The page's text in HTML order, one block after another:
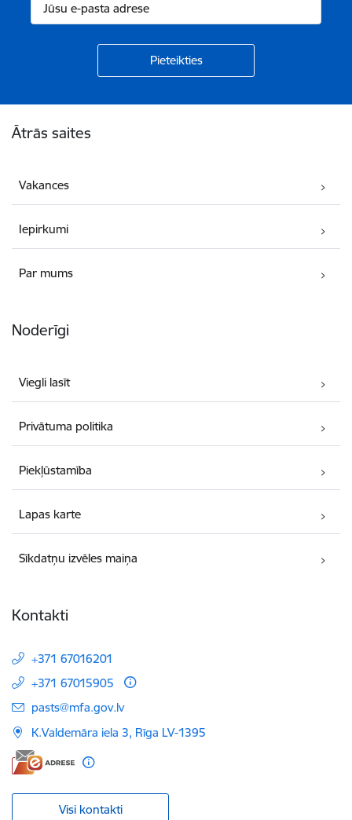
Ātrās saites
Vakances
Iepirkumi
Par mums
Noderīgi
Viegli lasīt
Privātuma politika
Piekļūstamība
Lapas karte
Sīkdatņu izvēles maiņa
Kontakti
+371 67016201
+371 67015905
E-pasts:
pasts@mfa.gov.lv
K.Valdemāra iela 3, Rīga LV-1395
Visi kontakti